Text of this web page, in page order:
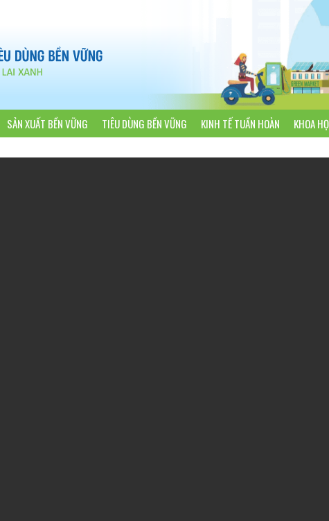
SẢN XUẤT BỀN VỮNG TIÊU DÙNG BỀN VỮNG KINH TẾ TUẦN HOÀN KHOA